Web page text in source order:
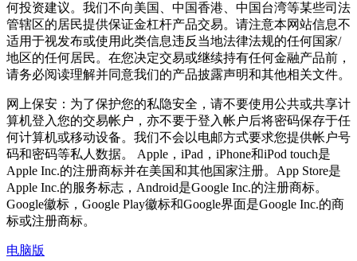
何投资建议。我们不向美国、中国香港、中国台湾等某些司法
管辖区的居民提供保证金杠杆产品交易。请注意本网站信息不
适用于视发布或使用此类信息违反当地法律法规的任何国家/
地区的任何居民。在您决定交易或继续持有任何金融产品前，
请务必阅读理解并同意我们的产品披露声明和其他相关文件。
网上保安：为了保护您的私隐安全，请不要使用公共或共享计
算机登入您的交易帐户，亦不要于登入帐户后将密码保存于任
何计算机或移动设备。我们不会以电邮方式要求您提供帐户号
码和密码等私人数据。 Apple，iPad，iPhone和iPod touch是
Apple Inc.的注册商标并在美国和其他国家注册。App Store是
Apple Inc.的服务标志，Android是Google Inc.的注册商标。
Google徽标，Google Play徽标和Google界面是Google Inc.的商
标或注册商标。
电脑版